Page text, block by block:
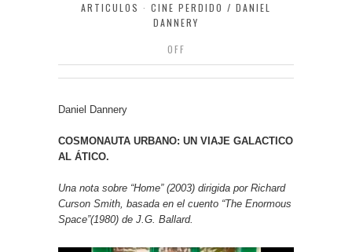
ARTICULOS · CINE PERDIDO / DANIEL
DANNERY
OFF
Daniel Dannery
COSMONAUTA URBANO: UN VIAJE GALACTICO
AL ÁTICO.
Una nota sobre “Home” (2003) dirigida por Richard
Curson Smith, basada en el cuento “The Enormous
Space”(1980) de J.G. Ballard.